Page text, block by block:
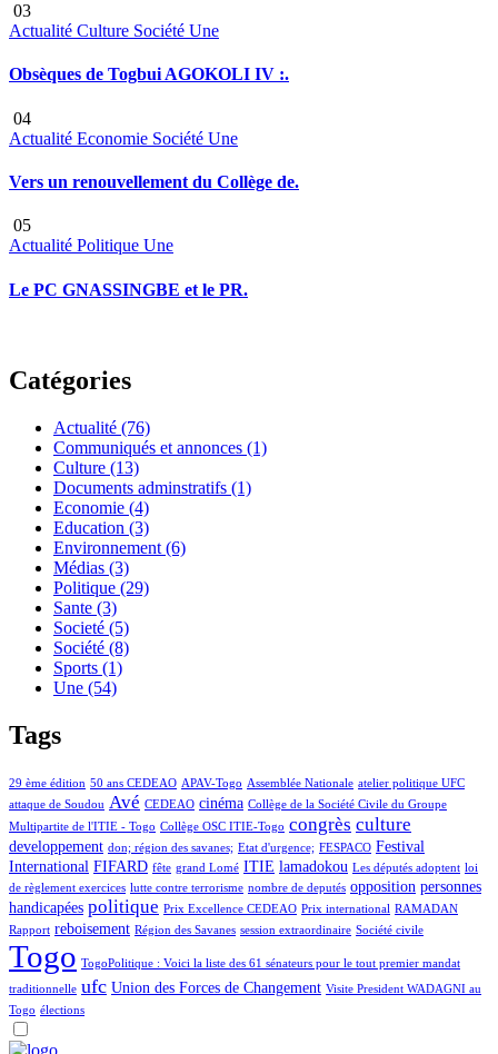
03
Actualité Culture Société Une
Obsèques de Togbui AGOKOLI IV :.
04
Actualité Economie Société Une
Vers un renouvellement du Collège de.
05
Actualité Politique Une
Le PC GNASSINGBE et le PR.
Catégories
Actualité (76)
Communiqués et annonces (1)
Culture (13)
Documents adminstratifs (1)
Economie (4)
Education (3)
Environnement (6)
Médias (3)
Politique (29)
Sante (3)
Societé (5)
Société (8)
Sports (1)
Une (54)
Tags
29 ème édition 50 ans CEDEAO APAV-Togo Assemblée Nationale atelier politique UFC
attaque de Soudou Avé CEDEAO cinéma Collège de la Société Civile du Groupe
Multipartite de l'ITIE - Togo Collège OSC ITIE-Togo congrès culture
developpement don; région des savanes; Etat d'urgence; FESPACO Festival
International FIFARD fête grand Lomé ITIE lamadokou Les députés adoptent loi
de règlement exercices lutte contre terrorisme nombre de deputés opposition personnes
handicapées politique Prix Excellence CEDEAO Prix international RAMADAN
Rapport reboisement Région des Savanes session extraordinaire Société civile
Togo TogoPolitique : Voici la liste des 61 sénateurs pour le tout premier mandat
traditionnelle ufc Union des Forces de Changement Visite President WADAGNI au
Togo élections